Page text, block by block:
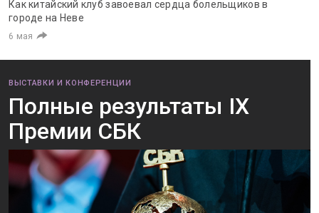
Как китайский клуб завоевал сердца болельщиков в
городе на Неве
6 мая
ВЫСТАВКИ И КОНФЕРЕНЦИИ
Полные результаты IX
Премии СБК